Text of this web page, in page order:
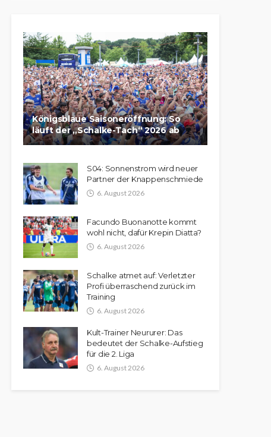
Königsblaue Saisoneröffnung: So
läuft der „Schalke-Tach“ 2026 ab
S04: Sonnenstrom wird neuer
Partner der Knappenschmiede
6. August 2026
Facundo Buonanotte kommt
wohl nicht, dafür Krepin Diatta?
6. August 2026
Schalke atmet auf: Verletzter
Profi überraschend zurück im
Training
6. August 2026
Kult-Trainer Neururer: Das
bedeutet der Schalke-Aufstieg
für die 2. Liga
6. August 2026